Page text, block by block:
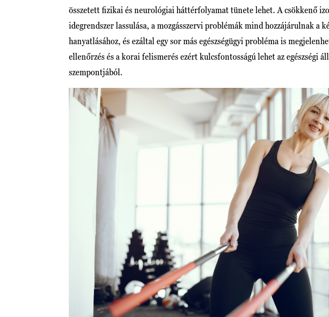
összetett fizikai és neurológiai háttérfolyamat tünete lehet. A csökkenő
idegrendszer lassulása, a mozgásszervi problémák mind hozzájárulnak a
hanyatlásához, és ezáltal egy sor más egészségügyi probléma is
ellenőrzés és a korai felismerés ezért kulcsfontosságú lehet az egészségi
szempontjából.